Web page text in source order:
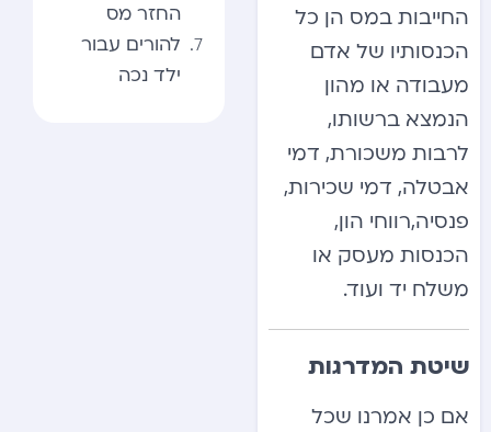
החייבות במס הן כל
הכנסותיו של אדם
מעבודה או מהון
הנמצא ברשותו,
לרבות משכורת, דמי
אבטלה, דמי שכירות,
פנסיה,רווחי הון,
הכנסות מעסק או
משלח יד ועוד.
שיטת המדרגות
אם כן אמרנו שכל
החזר מס
להורים עבור
ילד נכה